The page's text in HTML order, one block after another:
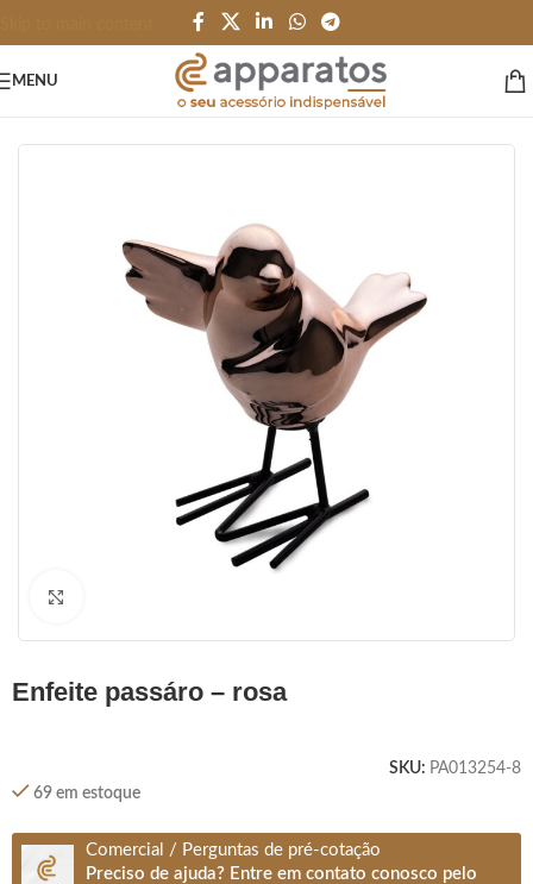
MENU
enfeite passáro – rosa
SKU: PA013254-8
69 em estoque
Comercial / Perguntas de pré-cotação
Preciso de ajuda? Entre em contato conosco pelo